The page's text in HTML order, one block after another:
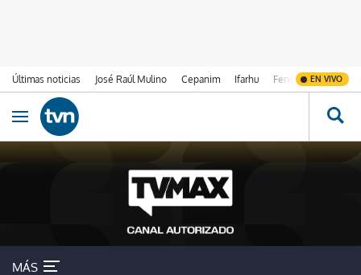
Últimas noticias José Raúl Mulino Cepanim Ifarhu Fenómeno de El
EN VIVO
Ir al contenido
Obrir navegació
MÁS